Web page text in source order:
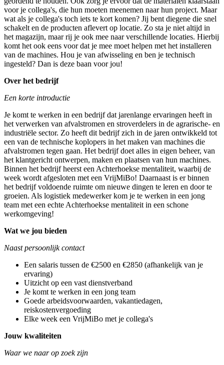
voor je collega's, die hun moeten meenemen naar hun project. Maar
wat als je collega's toch iets te kort komen? Jij bent diegene die snel
schakelt en de producten aflevert op locatie. Zo sta je niet altijd in
het magazijn, maar rij je ook mee naar verschillende locaties. Hierbij
komt het ook eens voor dat je mee moet helpen met het installeren
van de machines. Hou je van afwisseling en ben je technisch
ingesteld? Dan is deze baan voor jou!
Over het bedrijf
Een korte introductie
Je komt te werken in een bedrijf dat jarenlange ervaringen heeft in
het verwerken van afvalstromen en stroverdelers in de agrarische- en
industriële sector. Zo heeft dit bedrijf zich in de jaren ontwikkeld tot
een van de technische koplopers in het maken van machines die
afvalstromen tegen gaan. Het bedrijf doet alles in eigen beheer, van
het klantgericht ontwerpen, maken en plaatsen van hun machines.
Binnen het bedrijf heerst een Achterhoekse mentaliteit, waarbij de
week wordt afgesloten met een VrijMiBo! Daarnaast is er binnen
het bedrijf voldoende ruimte om nieuwe dingen te leren en door te
groeien. Als logistiek medewerker kom je te werken in een jong
team met een echte Achterhoekse mentaliteit in een schone
werkomgeving!
Wat we jou bieden
Naast persoonlijk contact
Een salaris tussen de €2500 en €2850 (afhankelijk van je
ervaring)
Uitzicht op een vast dienstverband
Je komt te werken in een jong team
Goede arbeidsvoorwaarden, vakantiedagen,
reiskostenvergoeding
Elke week een VrijMiBo met je collega's
Jouw kwaliteiten
Waar we naar op zoek zijn